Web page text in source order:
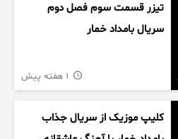
تیزر قسمت سوم فصل دوم
سریال بامداد خمار
کلیپ موزیک از سریال جذاب